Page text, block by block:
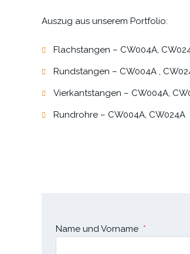
Auszug aus unserem Portfolio:
Flachstangen – CW004A,
Rundstangen – CW004A ,
Vierkantstangen – CW004A,
Rundrohre – CW004A, CW024A
Name und Vorname *